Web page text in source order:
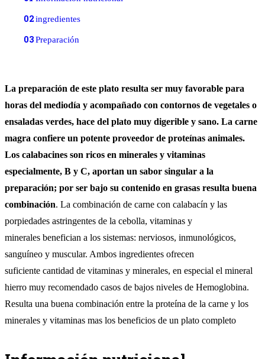
02ingredientes
03Preparación
La preparación de este plato resulta ser muy favorable para
horas del mediodía y acompañado con contornos de vegetales o
ensaladas verdes, hace del plato muy digerible y sano. La carne
magra confiere un potente proveedor de proteínas animales.
Los calabacines son ricos en minerales y vitaminas
especialmente, B y C, aportan un sabor singular a la
preparación; por ser bajo su contenido en grasas resulta buena
combinación. La combinación de carne con calabacín y las
porpiedades astringentes de la cebolla, vitaminas y
minerales benefician a los sistemas: nerviosos, inmunológicos,
sanguíneo y muscular. Ambos ingredientes ofrecen
suficiente cantidad de vitaminas y minerales, en especial el mineral
hierro muy recomendado casos de bajos niveles de Hemoglobina.
Resulta una buena combinación entre la proteína de la carne y los
minerales y vitaminas mas los beneficios de un plato completo